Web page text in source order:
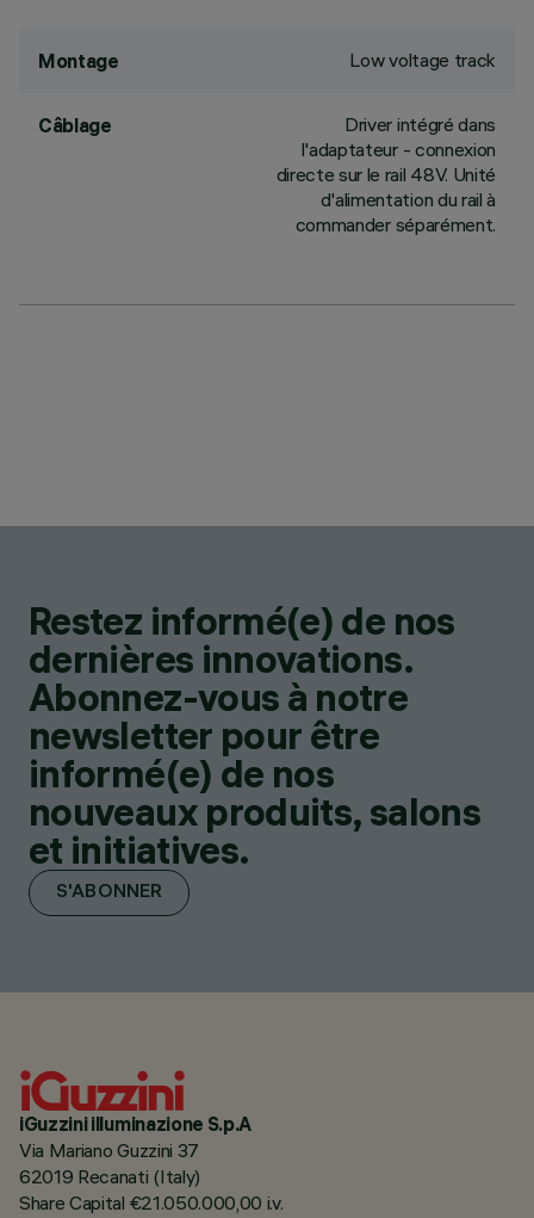
Montage Low voltage track
Câblage
Driver intégré dans
l'adaptateur - connexion
directe sur le rail 48V. Unité
d'alimentation du rail à
commander séparément.
Restez informé(e) de nos
dernières innovations.
Abonnez-vous à notre
newsletter pour être
informé(e) de nos
nouveaux produits, salons
et initiatives.
S'ABONNER
iGuzzini illuminazione S.p.A
Via Mariano Guzzini 37
62019 Recanati (Italy)
Share Capital €21.050.000,00 i.v.